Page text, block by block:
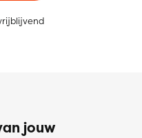
jouw